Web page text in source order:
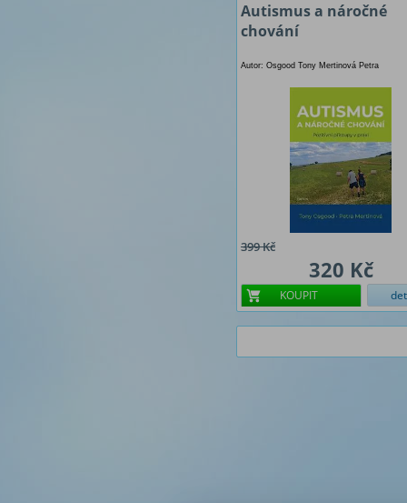
Autismus a náročné
chování
Autor: Osgood Tony Mertinová Petra
399 Kč
320 Kč
KOUPIT